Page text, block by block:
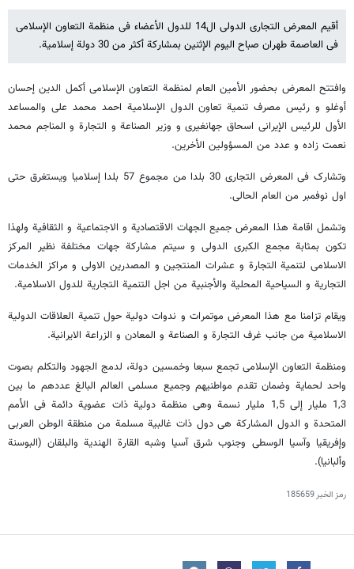
أقیم المعرض التجاری الدولی ال14 للدول الأعضاء فی منظمة التعاون الإسلامی
فی العاصمة طهران صباح الیوم الإثنین بمشارکة أکثر من 30 دولة إسلامیة.
وافتتح المعرض بحضور الأمین العام لمنظمة التعاون الإسلامی أکمل الدین إحسان
أوغلو و رئیس مصرف تنمیة تعاون الدول الإسلامیة احمد محمد علی والمساعد
الأول للرئیس الإیرانی اسحاق جهانغیری و وزیر الصناعة و التجارة و المناجم محمد
نعمت زاده و عدد من المسؤولین الأخرین.
وتشارک فی المعرض التجاری 30 بلدا من مجموع 57 بلدا إسلامیا ویستغرق حتی
اول نوفمبر من العام الحالی.
وتشمل اقامة هذا المعرض جمیع الجهات الاقتصادیة و الاجتماعیة و الثقافیة ولهذا
تکون بمثابة مجمع الکبری الدولی و سیتم مشارکة جهات مختلفة نظیر المرکز
الاسلامی لتنمیة التجارة و عشرات المنتجین و المصدرین الاولی و مراکز الخدمات
التجاریة و السیاحیة المحلیة والأجنبیة من اجل التنمیة التجاریة للدول الاسلامیة.
ویقام تزامنا مع هذا المعرض موتمرات و ندوات دولیة حول تنمیة العلاقات الدولیة
الاسلامیة من جانب غرف التجارة و الصناعة و المعادن و الزراعة الایرانیة.
ومنظمة التعاون الإسلامی تجمع سبعا وخمسین دولة، لدمج الجهود والتکلم بصوت
واحد لحمایة وضمان تقدم مواطنیهم وجمیع مسلمی العالم البالغ عددهم ما بین
1,3 ملیار إلى 1,5 ملیار نسمة وهی منظمة دولیة ذات عضویة دائمة فی الأمم
المتحدة و الدول المشارکة هی دول ذات غالبیة مسلمة من منطقة الوطن العربی
وإفریقیا وآسیا الوسطى وجنوب شرق آسیا وشبه القارة الهندیة والبلقان (البوسنة
وألبانیا).
رمز الخبر185659